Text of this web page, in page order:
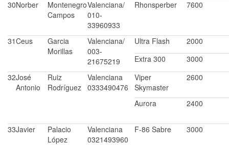
30Norber
Montenegro
Campos
Valenciana/
010-
33960933
Rhonsperber 7600
31Ceus
Garcia
Morillas
Valenciana/
003-
21675219
Ultra Flash
2000
Extra 300
3000
32José
Antonio
Ruiz
Rodríguez
Valenciana
0333490476
Viper
Skymaster
2600
Aurora 2400
33Javier
Palacio
López
Valenciana
0321493960
F-86 Sabre 3000